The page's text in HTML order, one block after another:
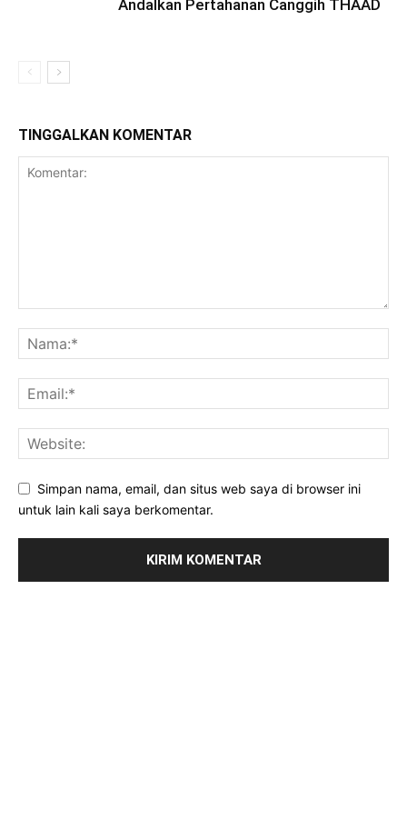
Andalkan Pertahanan Canggih THAAD
TINGGALKAN KOMENTAR
Simpan nama, email, dan situs web saya di browser ini
untuk lain kali saya berkomentar.